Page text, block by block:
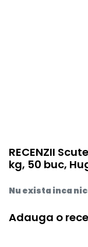
RECENZII
kg, 50 buc,
Nu exista inca
Adauga o